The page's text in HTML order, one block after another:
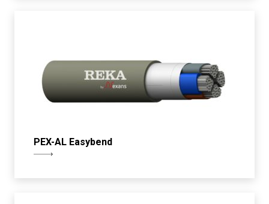
PEX-AL Easybend